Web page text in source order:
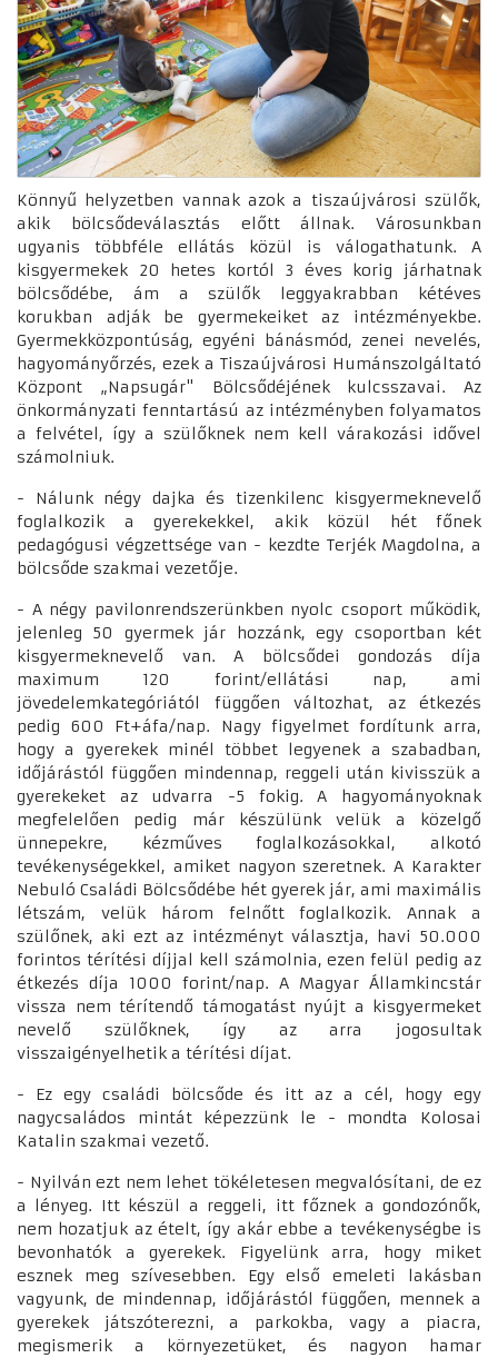
Könnyű helyzetben vannak azok a tiszaújvárosi szülők,
akik bölcsődeválasztás előtt állnak. Városunkban
ugyanis többféle ellátás közül is válogathatunk. A
kisgyermekek 20 hetes kortól 3 éves korig járhatnak
bölcsődébe, ám a szülők leggyakrabban kétéves
korukban adják be gyermekeiket az intézményekbe.
Gyermekközpontúság, egyéni bánásmód, zenei nevelés,
hagyományőrzés, ezek a Tiszaújvárosi Humánszolgáltató
Központ „Napsugár" Bölcsődéjének kulcsszavai. Az
önkormányzati fenntartású az intézményben folyamatos
a felvétel, így a szülőknek nem kell várakozási idővel
számolniuk.
- Nálunk négy dajka és tizenkilenc kisgyermeknevelő
foglalkozik a gyerekekkel, akik közül hét főnek
pedagógusi végzettsége van - kezdte Terjék Magdolna, a
bölcsőde szakmai vezetője.
- A négy pavilonrendszerünkben nyolc csoport működik,
jelenleg 50 gyermek jár hozzánk, egy csoportban két
kisgyermeknevelő van. A bölcsődei gondozás díja
maximum 120 forint/ellátási nap, ami
jövedelemkategóriától függően változhat, az étkezés
pedig 600 Ft+áfa/nap. Nagy figyelmet fordítunk arra,
hogy a gyerekek minél többet legyenek a szabadban,
időjárástól függően mindennap, reggeli után kivisszük a
gyerekeket az udvarra -5 fokig. A hagyományoknak
megfelelően pedig már készülünk velük a közelgő
ünnepekre, kézműves foglalkozásokkal, alkotó
tevékenységekkel, amiket nagyon szeretnek. A Karakter
Nebuló Családi Bölcsődébe hét gyerek jár, ami maximális
létszám, velük három felnőtt foglalkozik. Annak a
szülőnek, aki ezt az intézményt választja, havi 50.000
forintos térítési díjjal kell számolnia, ezen felül pedig az
étkezés díja 1000 forint/nap. A Magyar Államkincstár
vissza nem térítendő támogatást nyújt a kisgyermeket
nevelő szülőknek, így az arra jogosultak
visszaigényelhetik a térítési díjat.
- Ez egy családi bölcsőde és itt az a cél, hogy egy
nagycsaládos mintát képezzünk le - mondta Kolosai
Katalin szakmai vezető.
- Nyilván ezt nem lehet tökéletesen megvalósítani, de ez
a lényeg. Itt készül a reggeli, itt főznek a gondozónők,
nem hozatjuk az ételt, így akár ebbe a tevékenységbe is
bevonhatók a gyerekek. Figyelünk arra, hogy miket
esznek meg szívesebben. Egy első emeleti lakásban
vagyunk, de mindennap, időjárástól függően, mennek a
gyerekek játszóterezni, a parkokba, vagy a piacra,
megismerik a környezetüket, és nagyon hamar